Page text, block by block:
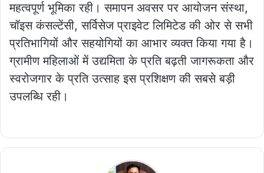
महत्वपूर्ण भूमिका रही। समापन अवसर पर आयोजन संस्था,
चॉइस कंसल्टेंसी, सर्विसेज प्राइवेट लिमिटेड की ओर से सभी
प्रतिभागियों और सहयोगियों का आभार व्यक्त किया गया है।
ग्रामीण महिलाओं में उद्यमिता के प्रति बढ़ती जागरूकता और
स्वरोजगार के प्रति उत्साह इस प्रशिक्षण की सबसे बड़ी
उपलब्धि रही।